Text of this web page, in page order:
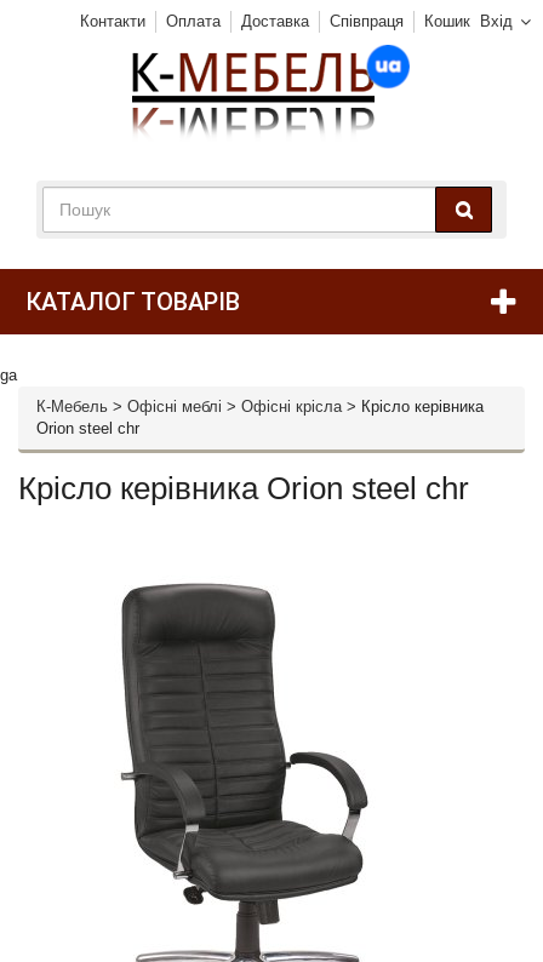
Вхід
Контакти Оплата Доставка Співпраця Кошик
КАТАЛОГ ТОВАРІВ
ga
К-Мебель > Офісні меблі > Офісні крісла> Крісло керівника
Orion steel chr
Крісло керівника Orion steel chr